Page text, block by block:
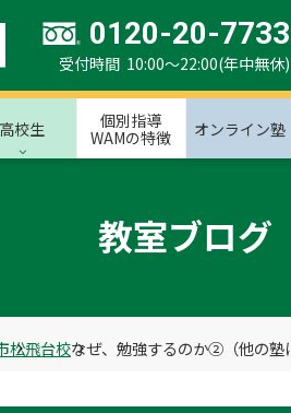
0120-20-7733
受付時間 10:00～22:00(年中無休)
高校生
個別指導
WAMの特徴
オンライン塾
教室ブログ
松飛台校なぜ、勉強するのか②（他の塾